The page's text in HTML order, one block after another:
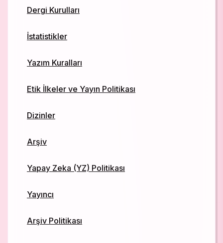
Dergi Kurulları
İstatistikler
Yazım Kuralları
Etik İlkeler ve Yayın Politikası
Dizinler
Arşiv
Yapay Zeka (YZ) Politikası
Yayıncı
Arşiv Politikası